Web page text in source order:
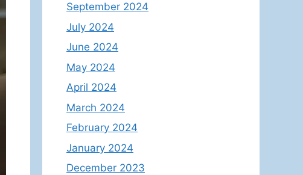
September 2024
July 2024
June 2024
May 2024
April 2024
March 2024
February 2024
January 2024
December 2023